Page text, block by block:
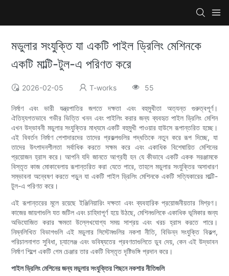
মডুলার সংযুক্তি যা একটি পাইল ড্রিলিং মেশিনকে
একটি মাল্টি-টুল-এ পরিণত করে
2026-02-05 T-works 55
নির্মাণ এবং ভারী যন্ত্রপাতির জগতে দক্ষতা এবং বহুমুখীতা অত্যন্ত গুরুত্বপূর্ণ।
ঐতিহ্যগতভাবে গভীর ভিত্তি খনন এবং পাইলিং করার জন্য ব্যবহৃত পাইল ড্রিলিং মেশিন
এখন উদ্ভাবনী মডুলার সংযুক্তির মাধ্যমে একটি বহুমুখী পাওয়ার হাউসে রূপান্তরিত হচ্ছে।
এই বিবর্তন নির্মাণ পেশাদারদের তাদের প্রকল্পগুলির পদ্ধতিকে নতুন করে রূপ দিচ্ছে, যা
তাদের উৎপাদনশীলতা সর্বাধিক করতে সক্ষম করে এবং একাধিক বিশেষায়িত মেশিনের
প্রয়োজন হ্রাস করে। আপনি যদি জানতে আগ্রহী হন যে কীভাবে একটি একক সরঞ্জামকে
বিস্তৃত কাজ মোকাবেলায় রূপান্তরিত করা যেতে পারে, তাহলে মডুলার সংযুক্তির অসাধারণ
সম্ভাবনা অন্বেষণ করতে পড়ুন যা একটি পাইল ড্রিলিং মেশিনকে একটি সত্যিকারের মাল্টি-
টুল-এ পরিণত করে।
এই রূপান্তরের মূলে রয়েছে ইঞ্জিনিয়ারিং দক্ষতা এবং ব্যবহারিক প্রয়োজনীয়তার মিশ্রণ।
কাজের জায়গাগুলি যত জটিল এবং চাহিদাপূর্ণ হয়ে উঠছে, মেশিনগুলিকে একাধিক ভূমিকার জন্য
অভিযোজিত করার ক্ষমতা উল্লেখযোগ্য সময় সাশ্রয় এবং খরচ হ্রাস করতে পারে।
নিম্নলিখিত বিভাগগুলি এই মডুলার সিস্টেমগুলির নকশা নীতি, বিভিন্ন সংযুক্তি বিকল্প,
পরিচালনাগত সুবিধা, চ্যালেঞ্জ এবং ভবিষ্যতের প্রবণতাগুলিতে ডুব দেয়, কেন এই উদ্ভাবন
নির্মাণ শিল্পে একটি গেম চেঞ্জার তার একটি বিস্তৃত দৃষ্টিভঙ্গি প্রদান করে।
পাইল ড্রিলিং মেশিনের জন্য মডুলার সংযুক্তির পিছনে নকশার নীতিগুলি